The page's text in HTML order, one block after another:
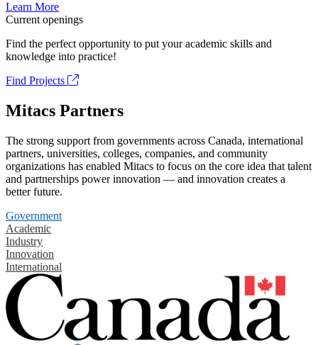
Learn More
Current openings
Find the perfect opportunity to put your academic skills and
knowledge into practice!
Find Projects
Mitacs Partners
The strong support from governments across Canada, international
partners, universities, colleges, companies, and community
organizations has enabled Mitacs to focus on the core idea that talent
and partnerships power innovation — and innovation creates a
better future.
Government
Academic
Industry
Innovation
International